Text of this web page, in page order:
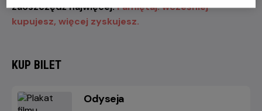
zaoszczędź najwięcej.Pamiętaj: wcześniej
kupujesz, więcej zyskujesz.
KUP BILET
Odyseja